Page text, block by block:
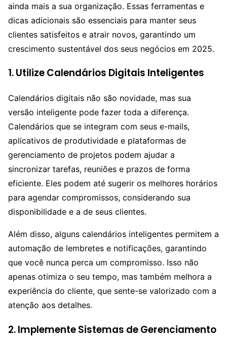
ainda mais a sua organização. Essas ferramentas e
dicas adicionais são essenciais para manter seus
clientes satisfeitos e atrair novos, garantindo um
crescimento sustentável dos seus negócios em 2025.
1.Utilize Calendários Digitais Inteligentes
Calendários digitais não são novidade, mas sua
versão inteligente pode fazer toda a diferença.
Calendários que se integram com seus e-mails,
aplicativos de produtividade e plataformas de
gerenciamento de projetos podem ajudar a
sincronizar tarefas, reuniões e prazos de forma
eficiente. Eles podem até sugerir os melhores horários
para agendar compromissos, considerando sua
disponibilidade e a de seus clientes.
Além disso, alguns calendários inteligentes permitem a
automação de lembretes e notificações, garantindo
que você nunca perca um compromisso. Isso não
apenas otimiza o seu tempo, mas também melhora a
experiência do cliente, que sente-se valorizado com a
atenção aos detalhes.
2.Implemente Sistemas de Gerenciamento